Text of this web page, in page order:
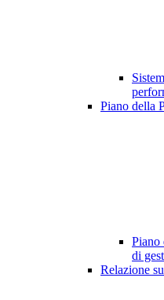
Piano della
Piano
di
Relazione